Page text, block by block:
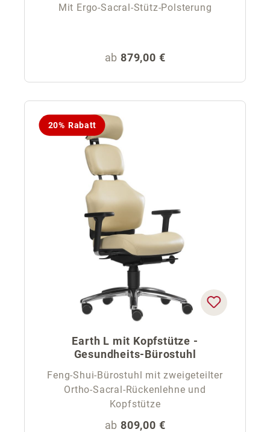
Mit Ergo-Sacral-Stütz-Polsterung
Regulärer Preis:
ab 879,00 €
20% Rabatt
Earth L mit Kopfstütze -
Gesundheits-Bürostuhl
Feng-Shui-Bürostuhl mit zweigeteilter
Ortho-Sacral-Rückenlehne und
Kopfstütze
Regulärer Preis:
ab 809,00 €